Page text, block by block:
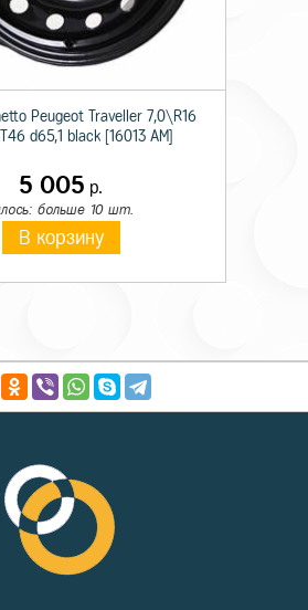
Peugeot Traveller 7,0\R16
d65,1 black [16013 AM]
5 005 р.
больше 10 шт.
В корзину